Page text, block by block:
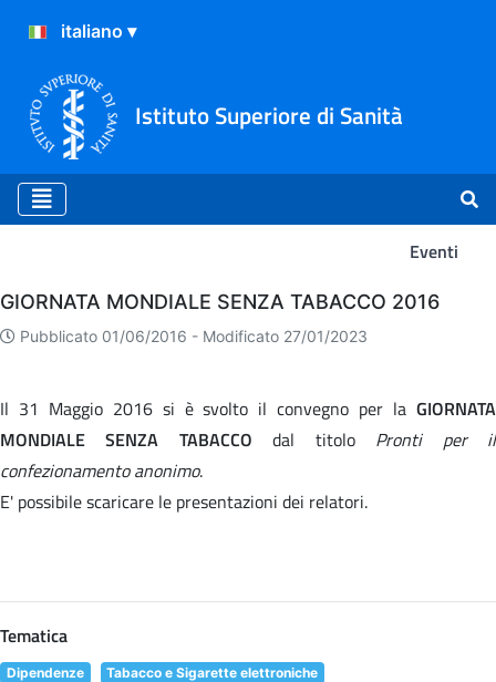
Istituto Superiore di Sanità
Eventi
Eventi
GIORNATA MONDIALE SENZA TABACCO 2016
Pubblicato 01/06/2016 - Modificato 27/01/2023
Il 31 Maggio 2016 si è svolto il convegno per la GIORNATA
MONDIALE SENZA TABACCOdal titolo Pronti per il
confezionamento anonimo.
E' possibile scaricare le presentazioni dei relatori.
Tematica
Dipendenze Tabacco e Sigarette elettroniche